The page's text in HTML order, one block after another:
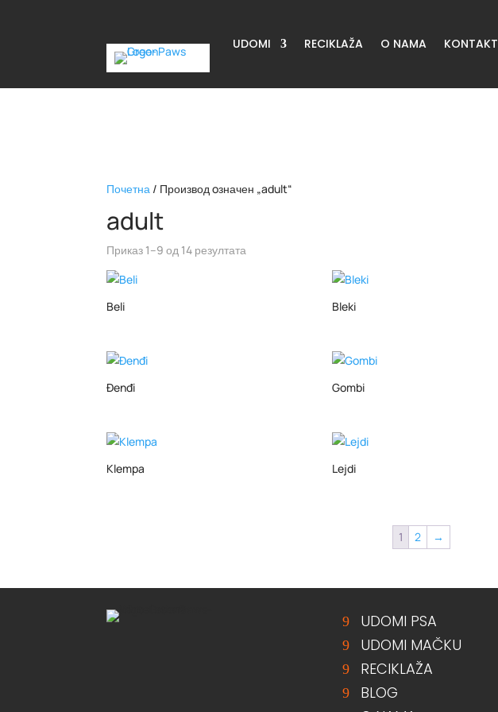
UDOMI RECIKLAŽA O NAMA KONTAKT
Почетна / Производ oзначен „adult“
adult
Приказ 1–9 од 14 резултата
Beli Bleki
Đenđi Gombi
Klempa Lejdi
1 2 →
UDOMI PSA
UDOMI MAČKU
RECIKLAŽA
BLOG